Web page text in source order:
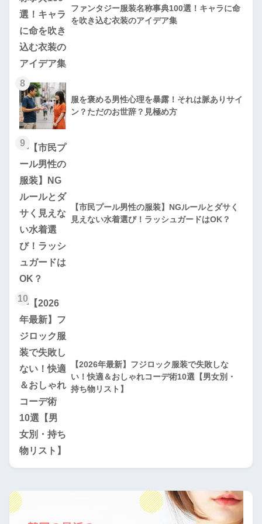
ファンタジー服装名称事典100選！キャラに命
を吹き込む衣装のアイデア集
8
服を褒める男性心理を暴露！それは脈ありサイ
ン？ただのお世辞？見極め方
9
【市民プール男性の服装】NGルールとダサく
見えない水着選び！ラッシュガードはOK？
10
【2026年最新】フジロック服装で失敗しな
い！快適＆おしゃれコーデ術10選【男女別・
持ち物リスト】